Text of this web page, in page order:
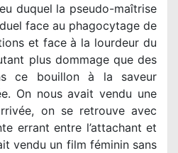
duquel la pseudo-maîtrise
face au phagocytage de
et face à la lourdeur du
plus dommage que des
ce bouillon à la saveur
On nous avait vendu une
on se retrouve avec
errant entre l’attachant et
vendu un film féminin sans